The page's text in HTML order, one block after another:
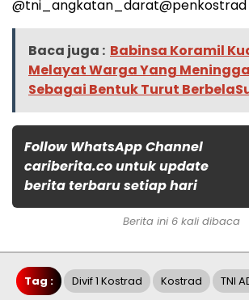
@tni_angkatan_darat@penkostrad
Baca juga : Babinsa Koramil
Melayat Warga Yang
Sebagai Bentuk Turut
Follow WhatsApp Channel
cariberita.co untuk update
berita terbaru setiap hari
Berita ini 6 kali dibaca
Tag : Divif 1 Kostrad Kostrad TNI